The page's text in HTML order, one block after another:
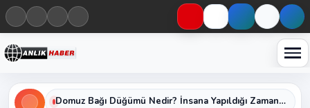
Haberleri keşfet
Domuz Bağı Düğümü Nedir? İnsana Yapıldığı Zaman Yavaş Yavaş Öldüren Ölümcül Düğümün Kan Donduran Gerçekleri